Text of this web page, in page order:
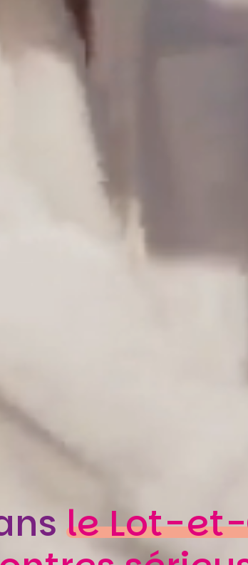
le Lot-